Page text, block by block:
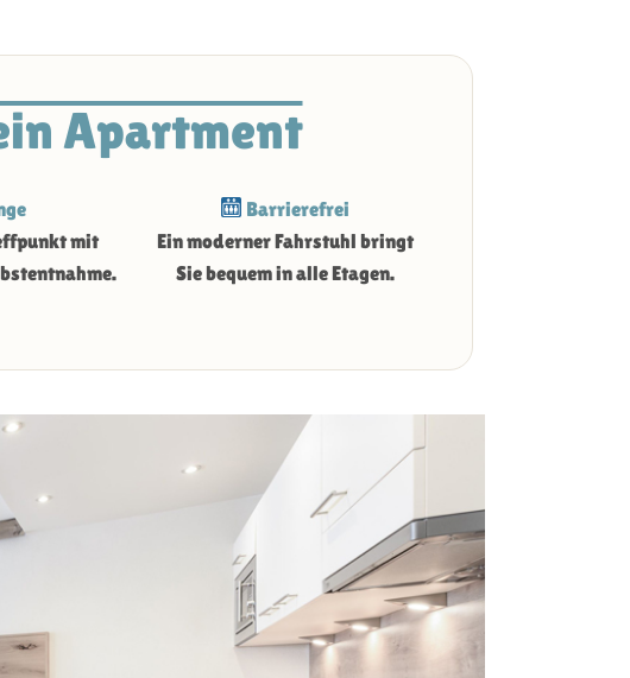
Apartment
mit
Barrierefrei
Ein moderner Fahrstuhl bringt
Sie bequem in alle Etagen.